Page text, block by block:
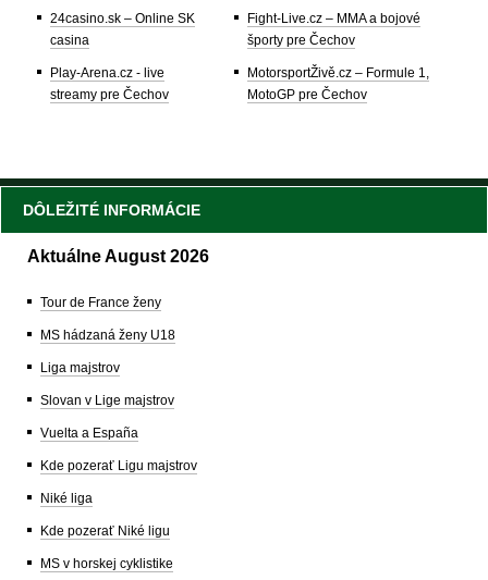
24casino.sk – Online SK
casina
Play-Arena.cz - live
streamy pre Čechov
Fight-Live.cz – MMA a bojové
športy pre Čechov
MotorsportŽivě.cz – Formule 1,
MotoGP pre Čechov
DÔLEŽITÉ INFORMÁCIE
Aktuálne August 2026
Tour de France ženy
MS hádzaná ženy U18
Liga majstrov
Slovan v Lige majstrov
Vuelta a España
Kde pozerať Ligu majstrov
Niké liga
Kde pozerať Niké ligu
MS v horskej cyklistike